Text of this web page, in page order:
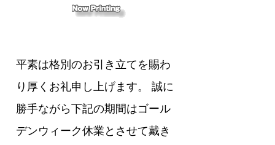
平素は格別のお引き立てを賜わ
り厚くお礼申し上げます。 誠に
勝手ながら下記の期間はゴール
デンウィーク休業とさせて戴き